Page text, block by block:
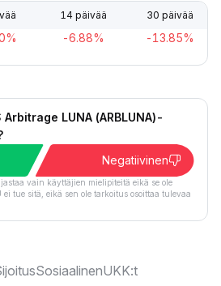
14 päivää 30 päivää
-6.88% -13.85%
LUNA (ARBLUNA)-
Negatiivinen
vain käyttäjien mielipiteitä eikä se ole
tue sitä, eikä sen ole tarkoitus osoittaa tulevaa
SosiaalinenUKK:t